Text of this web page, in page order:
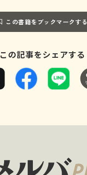
この書籍をブックマークする
この記事をシェアする